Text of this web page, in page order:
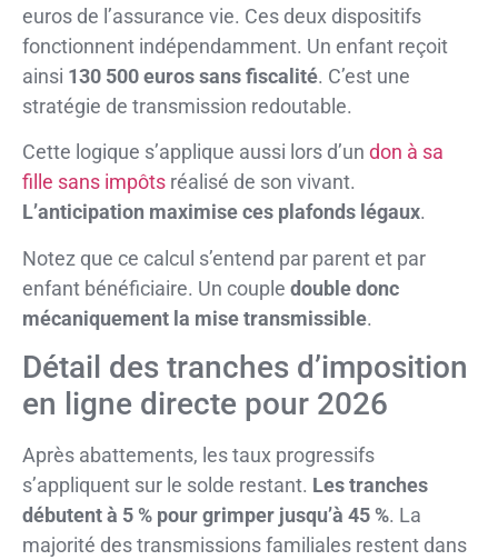
euros de l’assurance vie. Ces deux dispositifs
fonctionnent indépendamment. Un enfant reçoit
ainsi 130 500 euros sans fiscalité. C’est une
stratégie de transmission redoutable.
Cette logique s’applique aussi lors d’un don à sa
fille sans impôts réalisé de son vivant.
L’anticipation maximise ces plafonds légaux.
Notez que ce calcul s’entend par parent et par
enfant bénéficiaire. Un couple double donc
mécaniquement la mise transmissible.
Détail des tranches d’imposition
en ligne directe pour 2026
Après abattements, les taux progressifs
s’appliquent sur le solde restant. Les tranches
débutent à 5 % pour grimper jusqu’à 45 %. La
majorité des transmissions familiales restent dans